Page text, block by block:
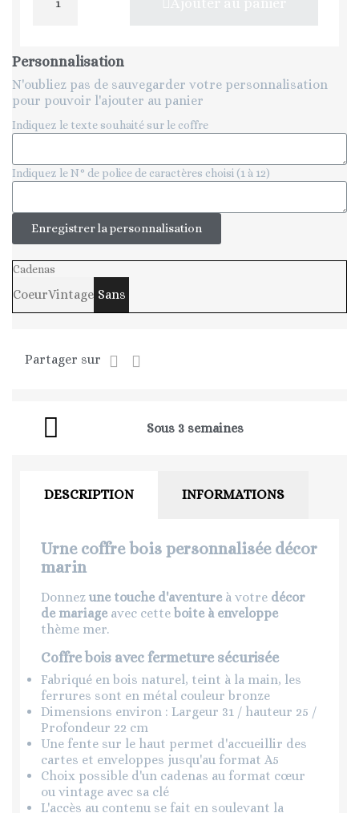
Personnalisation
N'oubliez pas de sauvegarder votre personnalisation
pour pouvoir l'ajouter au panier
Indiquez le texte souhaité sur le coffre
Indiquez le N° de police de caractères choisi (1 à 12)
Enregistrer la personnalisation
Cadenas
CoeurVintage Sans
Partager sur
Sous 3 semaines
DESCRIPTION INFORMATIONS
Urne coffre bois personnalisée décor
marin
Donnez une touche d'aventure à votre décor
de mariage avec cette boite à enveloppe
thème mer.
Coffre bois avec fermeture sécurisée
Fabriqué en bois naturel, teint à la main, les
ferrures sont en métal couleur bronze
Dimensions environ : Largeur 31 / hauteur 25 /
Profondeur 22 cm
Une fente sur le haut permet d'accueillir des
cartes et enveloppes jusqu'au format A5
Choix possible d'un cadenas au format cœur
ou vintage avec sa clé
L'accès au contenu se fait en soulevant la